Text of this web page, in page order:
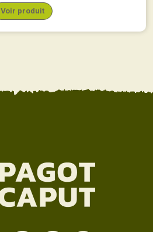
Voir produit